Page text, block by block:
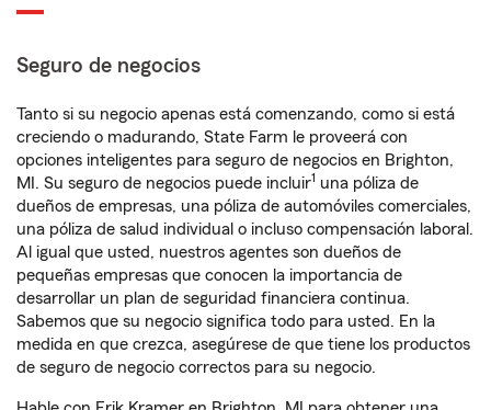
Seguro de negocios
Tanto si su negocio apenas está comenzando, como si está
creciendo o madurando, State Farm le proveerá con
opciones inteligentes para seguro de negocios en Brighton,
MI. Su seguro de negocios puede incluir1 una póliza de
dueños de empresas, una póliza de automóviles comerciales,
una póliza de salud individual o incluso compensación laboral.
Al igual que usted, nuestros agentes son dueños de
pequeñas empresas que conocen la importancia de
desarrollar un plan de seguridad financiera continua.
Sabemos que su negocio significa todo para usted. En la
medida en que crezca, asegúrese de que tiene los productos
de seguro de negocio correctos para su negocio.